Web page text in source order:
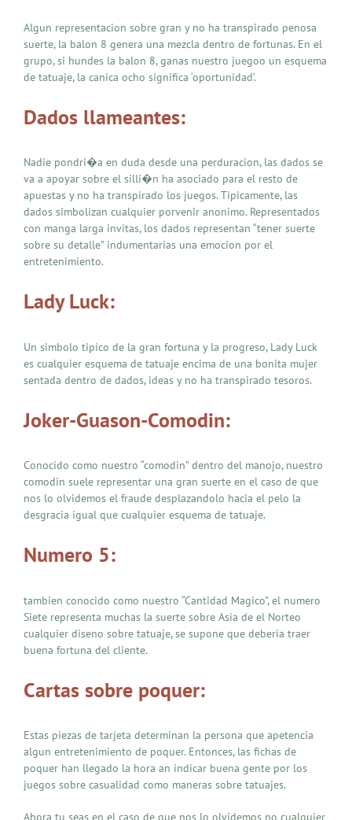
Algun representacion sobre gran y no ha transpirado penosa
suerte, la balon 8 genera una mezcla dentro de fortunas. En el
grupo, si hundes la balon 8, ganas nuestro juegoo un esquema
de tatuaje, la canica ocho significa ‘oportunidad’.
Dados llameantes:
Nadie pondri�a en duda desde una perduracion, las dados se
va a apoyar sobre el silli�n ha asociado para el resto de
apuestas y no ha transpirado los juegos. Tipicamente, las
dados simbolizan cualquier porvenir anonimo. Representados
con manga larga invitas, los dados representan “tener suerte
sobre su detalle” indumentarias una emocion por el
entretenimiento.
Lady Luck:
Un simbolo tipico de la gran fortuna y la progreso, Lady Luck
es cualquier esquema de tatuaje encima de una bonita mujer
sentada dentro de dados, ideas y no ha transpirado tesoros.
Joker-Guason-Comodin:
Conocido como nuestro “comodin” dentro del manojo, nuestro
comodin suele representar una gran suerte en el caso de que
nos lo olvidemos el fraude desplazandolo hacia el pelo la
desgracia igual que cualquier esquema de tatuaje.
Numero 5:
tambien conocido como nuestro “Cantidad Magico”, el numero
Siete representa muchas la suerte sobre Asia de el Norteo
cualquier diseno sobre tatuaje, se supone que deberia traer
buena fortuna del cliente.
Cartas sobre poquer:
Estas piezas de tarjeta determinan la persona que apetencia
algun entretenimiento de poquer. Entonces, las fichas de
poquer han llegado la hora an indicar buena gente por los
juegos sobre casualidad como maneras sobre tatuajes.